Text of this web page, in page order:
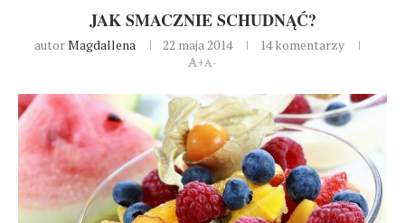
JAK SMACZNIE SCHUDNĄĆ?
autorMagdallena 22 maja 2014
14 komentarzy
A+A-